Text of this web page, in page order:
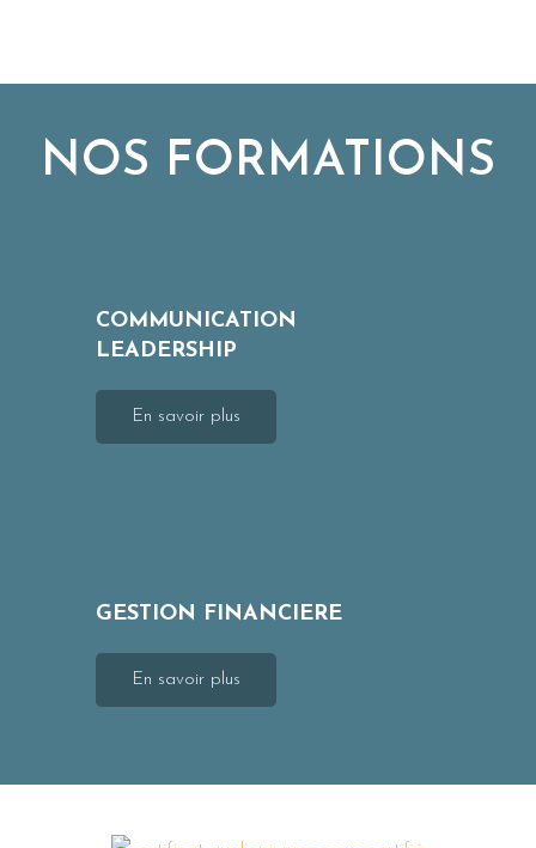
NOS FORMATIONS
COMMUNICATION
LEADERSHIP
En savoir plus
GESTION FINANCIERE
En savoir plus